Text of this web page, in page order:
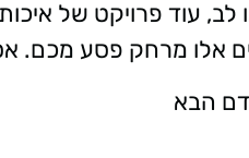
אלו מרחק פסע מכם.
הבא